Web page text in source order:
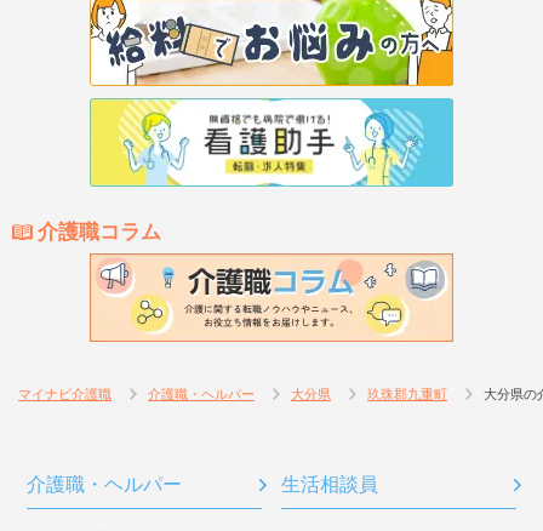
介護職コラム
マイナビ介護職 介護職・ヘルパー 大分県 玖珠郡九重町 大分県の
介護職・ヘルパー 生活相談員